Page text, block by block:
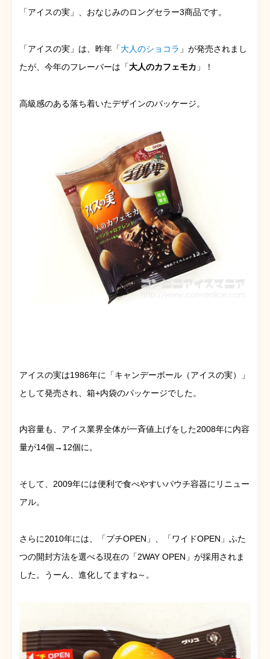
「アイスの実」、おなじみのロングセラー3商品です。
「アイスの実」は、昨年「大人のショコラ 」が発売されまし
たが、今年のフレーバーは「大人のカフェモカ 」！
高級感のある落ち着いたデザインのパッケージ。
アイスの実は1986年に「キャンデーボール（アイスの実）」
として発売され、箱+内袋のパッケージでした。
内容量も、アイス業界全体が一斉値上げをした2008年に内容
量が14個→12個に。
そして、2009年には便利で食べやすいパウチ容器にリニュー
アル。
さらに2010年には、「プチOPEN」、「ワイドOPEN」ふた
つの開封方法を選べる現在の「2WAY OPEN」が採用されま
した。うーん、進化してますね～。